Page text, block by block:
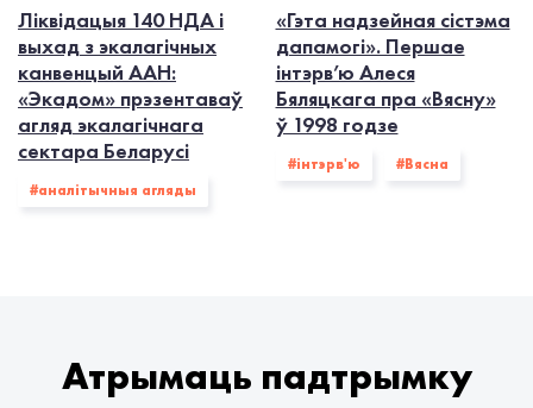
Ліквідацыя 140 НДА і
выхад з экалагiчных
канвенцый ААН:
«Экадом» прэзентаваў
агляд экалагічнага
сектара Беларусі
#аналітычныя агляды
«Гэта надзейная сістэма
дапамогі». Першае
інтэрв’ю Алеся
Бяляцкага пра «Вясну»
ў 1998 годзе
#інтэрв'ю #Вясна
Атрымаць падтрымку